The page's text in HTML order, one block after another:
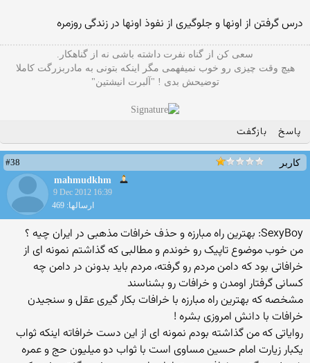
درس گرفتن از اونها و جلوگیری از نفوذ اونها در زندگی روزمره
سعی کن از گناه نفرت داشته باشی نه از گناهکار.
هیچ وقت چیزی رو خوب نمیفهمی مگر اینکه بتونی به مادربزرگت کاملا
توضیحش بدی ! "آلبرت انیشتین"
پاسخ بازگفت
کاربر
#38
mahmudkhm
9 Dec 2012 16:39
ارسالها: 469
SexyBoy: بهترین راه مبارزه و حذف خرافات مذهبی در ایران چیه ؟
من خوب موضوع تاپیک رو خوندم و مطالبی که گذاشتم نمونه ای از
خرافاتی بود که دامن مردم رو گرفته، مردم باید بدونن در دامن چه
کسانی گرفتار اومدن و خرافات رو بشناسند
مشخصه که بهترین راه مبارزه با خرافات بکار گیری عقل و سنجیدن
خرافات با دانش امروزی بشره !
روایاتی که من گذاشته بودم نمونه ای از این دست خرافاته اینکه ثواب
یکبار زیارت امام حسین مساوی است با ثواب دو میلیون حج و عمره